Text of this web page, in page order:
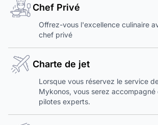
Chef Privé
Offrez-vous l'excellence culinaire
chef privé
Charte de jet
Lorsque vous réservez le service
Mykonos, vous serez
pilotes experts.